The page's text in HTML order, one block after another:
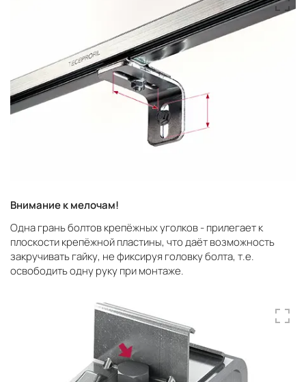
Внимание к мелочам!
Одна грань болтов крепёжных уголков - прилегает к
плоскости крепёжной пластины, что даёт возможность
закручивать гайку, не фиксируя головку болта, т.е.
освободить одну руку при монтаже.